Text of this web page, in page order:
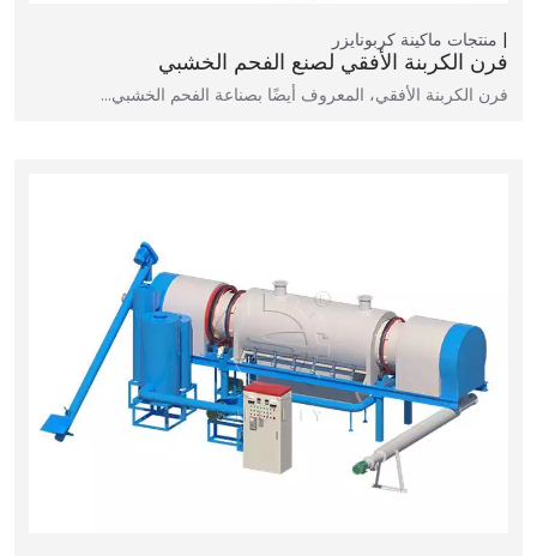
منتجات ماكينة كربونايزر
فرن الكربنة الأفقي لصنع الفحم الخشبي
فرن الكربنة الأفقي، المعروف أيضًا بصناعة الفحم الخشبي…